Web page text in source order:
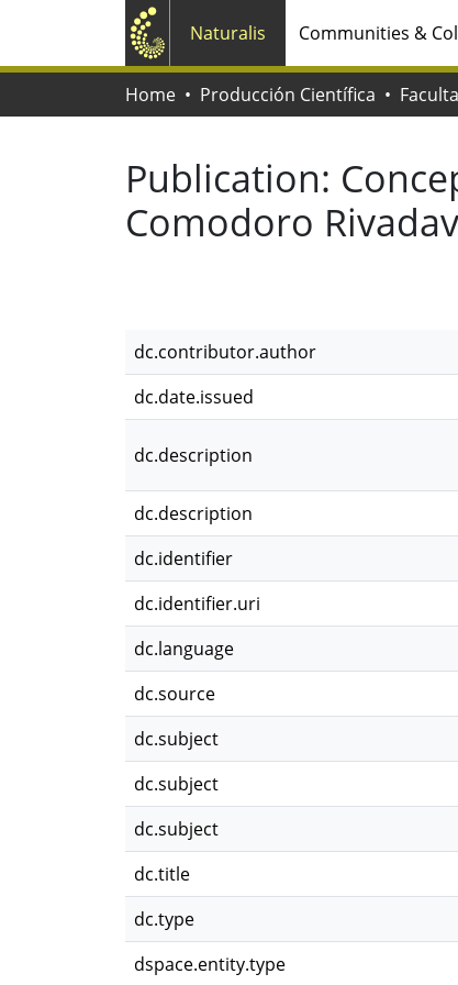
Naturalis Communities &
Home Producción Científica
Publication:
Comodoro
dc.contributor.author
dc.date.issued
dc.description
dc.description
dc.identifier
dc.identifier.uri
dc.language
dc.source
dc.subject
dc.subject
dc.subject
dc.title
dc.type
dspace.entity.type